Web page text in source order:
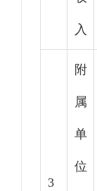
入
3
附
属
单
位